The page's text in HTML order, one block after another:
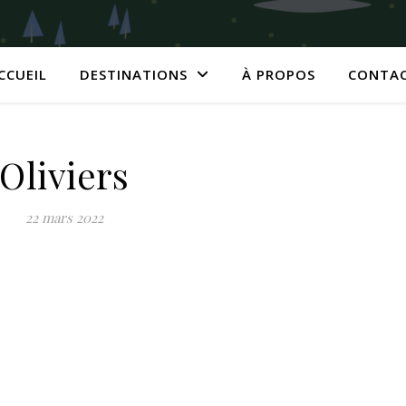
DESTINATIONS À PROPOS
Oliviers
22 mars 2022